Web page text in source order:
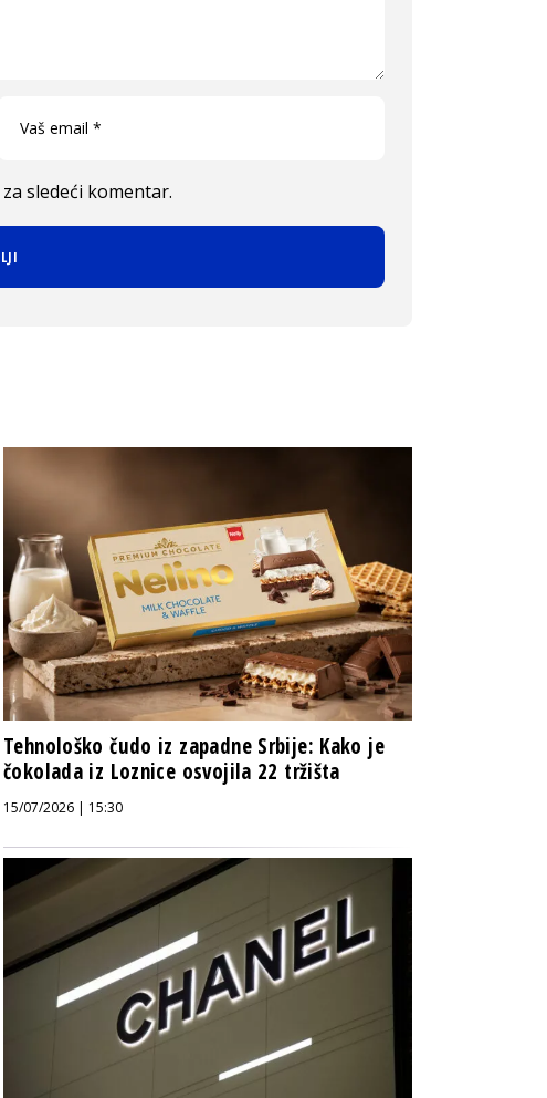
sledeći komentar.
Tehnološko čudo iz zapadne Srbije: Kako je
čokolada iz Loznice osvojila 22 tržišta
15/07/2026 | 15:30